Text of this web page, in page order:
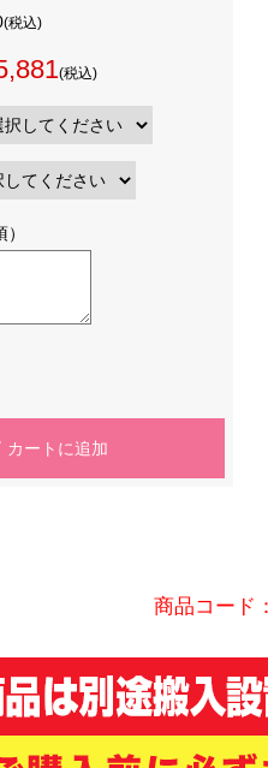
(税込)
(税込)
）
商品コード